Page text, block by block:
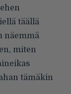
täällä
näemmä
miten
tämäkin